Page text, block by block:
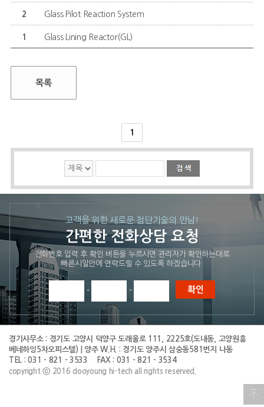
2 Glass Pilot Reaction System
1 Glass Lining Reactor(GL)
목록
1
고객을 위한 새로운 첨단기술의 만남!
간편한 전화상담 요청
전화번호 입력 후 확인 버튼을 누르시면 관리자가 확인하는대로
빠른시일안에 연락드릴 수 있도록 하겠습니다.
- -
경기사무소 : 경기도 고양시 덕양구 도래울로 111, 2225호(도내동, 고양원흥
베네하잉5차오피스텔) | 양주 W.H. : 경기도 양주시 삼숭동581번지 나동
TEL : 031 - 821 - 3533
FAX : 031 - 821 - 3534
copyright ⓒ 2016 dooyoung hi-tech all rights reserved.